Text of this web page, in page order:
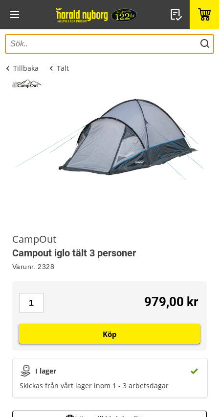
Tillbaka Tält
CampOut
Campout iglo tält 3 personer
Varunr. 2328
I lager
Skickas från vårt lager inom 1 - 3 arbetsdagar
979,00 kr
Köp